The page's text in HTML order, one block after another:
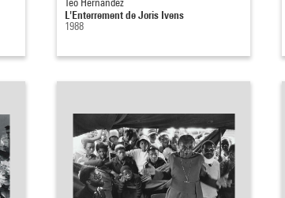
L'Enterrement de Joris Ivens
1988